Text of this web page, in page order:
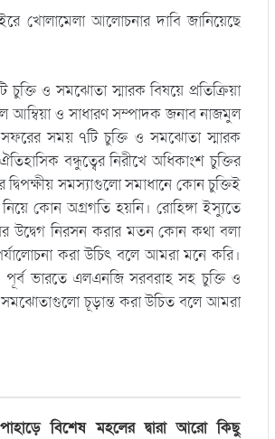
খোলামেলা আলোচনার দাবি জানিয়েছে
ও সমঝোতা স্মারক বিষয়ে প্রতিক্রিয়া
আম্বিয়া ও সাধারণ সম্পাদক জনাব নাজমুল
সফরের সময় ৭টি চুক্তি ও সমঝোতা স্মারক
বন্ধুত্বের নিরীখে অধিকাংশ চুক্তির
সমস্যাগুলো সমাধানে কোন চুক্তিই
কোন অগ্রগতি হয়নি। রোহিঙ্গা ইস্যুতে
উদ্বেগ নিরসন করার মতন কোন কথা বলা
করা উচিৎ বলে আমরা মনে করি।
পূর্ব ভারতে এলএনজি সরবরাহ সহ চুক্তি ও
চূড়ান্ত করা উচিত বলে আমরা
পাহাড়ে বিশেষ মহলের দ্বারা আরো কিছু